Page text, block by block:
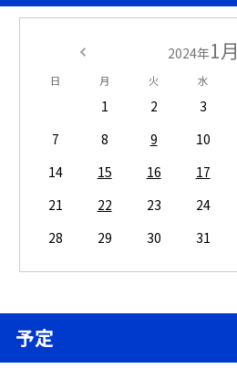
2024年1月
日 月 火 水
1 2 3
7
8 9 10
14
15 16 17
21
22 23 24
28
29 30 31
予定